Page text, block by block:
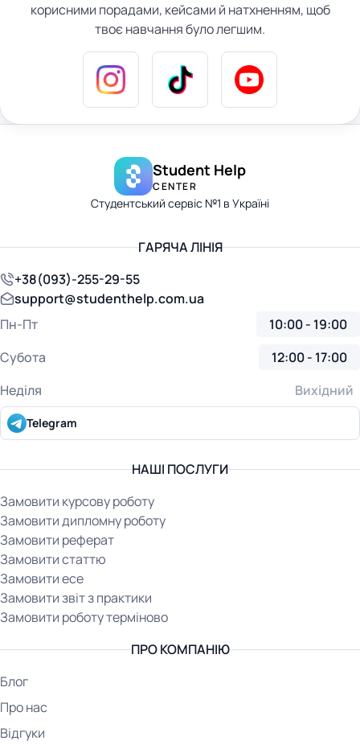
корисними порадами, кейсами й натхненням, щоб
твоє навчання було легшим.
Student Help
CENTER
Студентський сервіс №1 в Україні
НАШІ ПОСЛУГИ
Замовити курсову роботу
Замовити дипломну роботу
Замовити реферат
Замовити статтю
Замовити есе
Замовити звіт з практики
Замовити роботу терміново
ПРО КОМПАНІЮ
Блог
Про нас
Відгуки
ГАРЯЧА ЛІНІЯ
+38(093)-255-29-55
support@studenthelp.com.ua
Пн-Пт
10:00 - 19:00
Субота
12:00 - 17:00
Неділя
Вихідний
Telegram